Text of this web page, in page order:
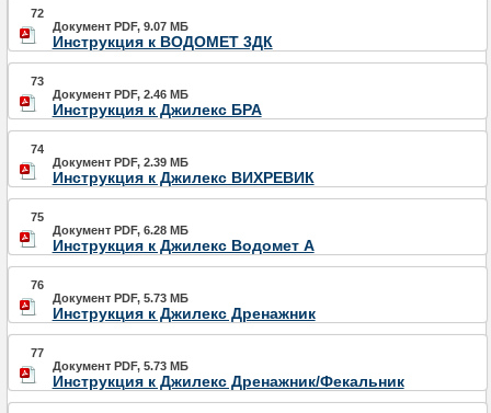
72
Документ PDF, 9.07 МБ
Инструкция к ВОДОМЕТ 3ДК
73
Документ PDF, 2.46 МБ
Инструкция к Джилекс БРА
74
Документ PDF, 2.39 МБ
Инструкция к Джилекс ВИХРЕВИК
75
Документ PDF, 6.28 МБ
Инструкция к Джилекс Водомет А
76
Документ PDF, 5.73 МБ
Инструкция к Джилекс Дренажник
77
Документ PDF, 5.73 МБ
Инструкция к Джилекс Дренажник/Фекальник